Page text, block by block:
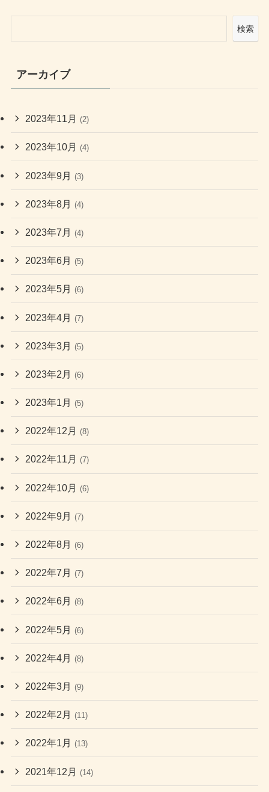
検索
アーカイブ
2023年11月 (2)
2023年10月 (4)
2023年9月 (3)
2023年8月 (4)
2023年7月 (4)
2023年6月 (5)
2023年5月 (6)
2023年4月 (7)
2023年3月 (5)
2023年2月 (6)
2023年1月 (5)
2022年12月 (8)
2022年11月 (7)
2022年10月 (6)
2022年9月 (7)
2022年8月 (6)
2022年7月 (7)
2022年6月 (8)
2022年5月 (6)
2022年4月 (8)
2022年3月 (9)
2022年2月 (11)
2022年1月 (13)
2021年12月 (14)